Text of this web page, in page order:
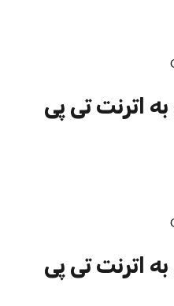
اترنت تی پی
اترنت تی پی